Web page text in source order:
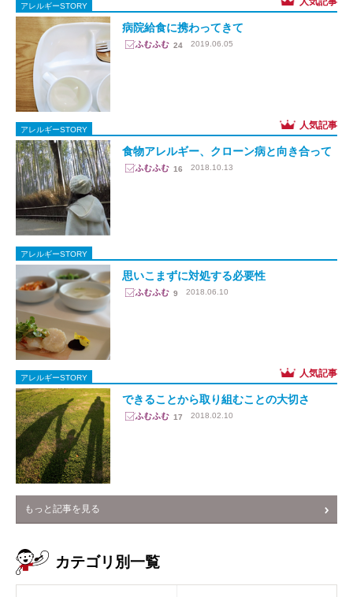
アレルギーSTORY
病院給食に携わってきて
24 2019.06.05
アレルギーSTORY
食物アレルギー、クローン病と向き合って
16 2018.10.13
アレルギーSTORY
思いこまずに対処する必要性
9 2018.06.10
アレルギーSTORY
できることから取り組むことの大切さ
17 2018.02.10
もっと記事を見る
カテゴリ別一覧